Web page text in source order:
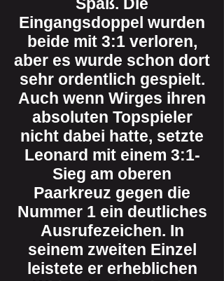
Eingangsdoppel wurden
beide mit 3:1 verloren,
aber es wurde schon dort
sehr ordentlich gespielt.
Auch wenn Wirges ihren
absoluten Topspieler
nicht dabei hatte, setzte
Leonard mit einem 3:1-
Sieg am oberen
Paarkreuz gegen die
Nummer 1 ein deutliches
Ausrufezeichen. In
seinem zweiten Einzel
leistete er erheblichen